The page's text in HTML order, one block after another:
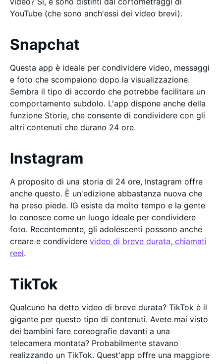
YouTube (che sono anch'essi dei video brevi).
Snapchat
Questa app è ideale per condividere video, messaggi
e foto che scompaiono dopo la visualizzazione.
Sembra il tipo di accordo che potrebbe facilitare un
comportamento subdolo. L'app dispone anche della
funzione Storie, che consente di condividere con gli
altri contenuti che durano 24 ore.
Instagram
A proposito di una storia di 24 ore, Instagram offre
anche questo. È un'edizione abbastanza nuova che
ha preso piede. IG esiste da molto tempo e la gente
lo conosce come un luogo ideale per condividere
foto. Recentemente, gli adolescenti possono anche
creare e condividere video di breve durata, chiamati
reel.
TikTok
Qualcuno ha detto video di breve durata? TikTok è il
gigante per questo tipo di contenuti. Avete mai visto
dei bambini fare coreografie davanti a una
telecamera montata? Probabilmente stavano
realizzando un TikTok. Quest'app offre una maggiore